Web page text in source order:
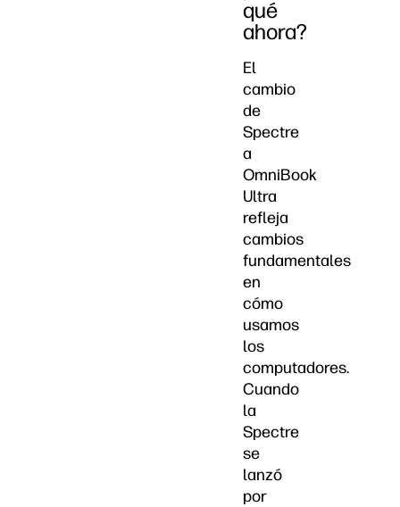
qué
ahora?
El
cambio
de
Spectre
a
OmniBook
Ultra
refleja
cambios
fundamentales
en
cómo
usamos
los
computadores.
Cuando
la
Spectre
se
lanzó
por